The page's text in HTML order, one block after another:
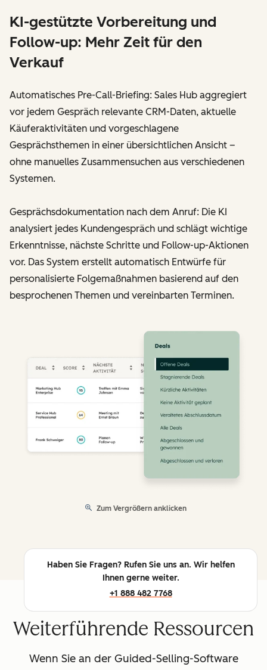
KI-gestützte Vorbereitung und
Follow-up: Mehr Zeit für den
Verkauf
Automatisches Pre-Call-Briefing: Sales Hub aggregiert
vor jedem Gespräch relevante CRM-Daten, aktuelle
Käuferaktivitäten und vorgeschlagene
Gesprächsthemen in einer übersichtlichen Ansicht –
ohne manuelles Zusammensuchen aus verschiedenen
Systemen.
Gesprächsdokumentation nach dem Anruf: Die KI
analysiert jedes Kundengespräch und schlägt wichtige
Erkenntnisse, nächste Schritte und Follow-up-Aktionen
vor. Das System erstellt automatisch Entwürfe für
personalisierte Folgemaßnahmen basierend auf den
besprochenen Themen und vereinbarten Terminen.
Zum Vergrößern anklicken
Haben Sie Fragen? Rufen Sie uns an. Wir helfen
Ihnen gerne weiter.
+1 888 482 7768
Weiterführende Ressourcen
Wenn Sie an der Guided-Selling-Software